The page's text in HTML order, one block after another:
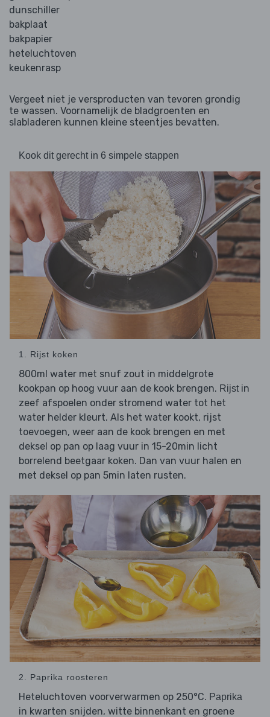
dunschiller
bakplaat
bakpapier
heteluchtoven
keukenrasp
Vergeet niet je versproducten van tevoren grondig
te wassen. Voornamelijk de bladgroenten en
slabladeren kunnen kleine steentjes bevatten.
Kook dit gerecht in 6 simpele stappen
1. Rijst koken
800ml water met snuf zout in middelgrote
kookpan op hoog vuur aan de kook brengen. Rijst in
zeef afspoelen onder stromend water tot het
water helder kleurt. Als het water kookt, rijst
toevoegen, weer aan de kook brengen en met
deksel op pan op laag vuur in 15-20min licht
borrelend beetgaar koken. Dan van vuur halen en
met deksel op pan 5min laten rusten.
2. Paprika roosteren
Heteluchtoven voorverwarmen op 250°C. Paprika
in kwarten snijden, witte binnenkant en groene